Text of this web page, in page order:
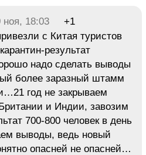
ноя, 18:03
+1
с Китая туристов
результат
надо сделать выводы
более заразный штамм
год не закрываем
и Индии, завозим
700-800 человек в день
выводы, ведь новый
опасней не опасней…